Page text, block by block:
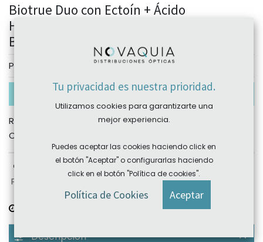
Biotrue Duo con Ectoín + Ácido
Hialurónico 20x0.5 ml (Vidisan Alergia)
Bausch+Lomb
Personalizar
Combinación no disponible actualmente
REF:
Categories:
Plazo devolución: sujeto a producto, consultar
Descripción
Tu privacidad es nuestra prioridad.
Utilizamos cookies para garantizarte una
mejor experiencia.
Puedes aceptar las cookies haciendo click en
el botón "Aceptar" o configurarlas haciendo
click en el botón "Política de cookies".
Política de Cookies Aceptar